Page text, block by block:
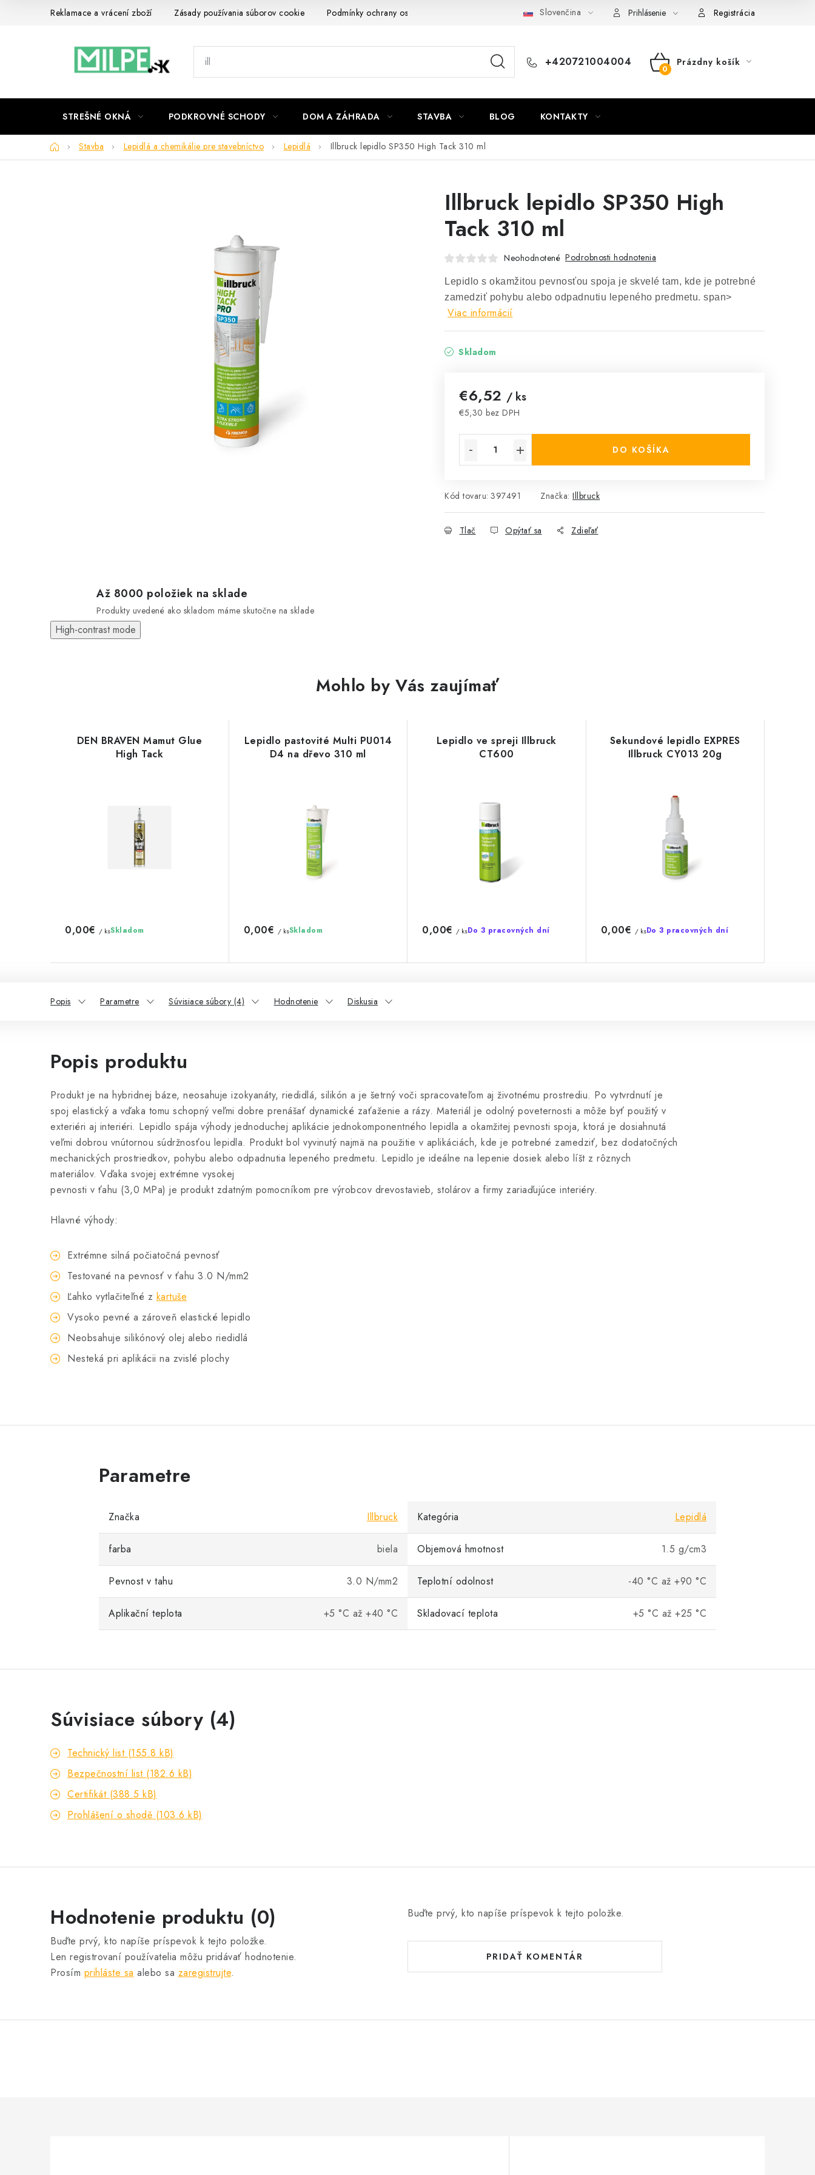
Reklamace a vrácení zboží Zásady používania súborov cookie Podmínky ochrany osobních údajů Obchodní podmínky Mapa webu Milpe.sk
Slovenčina Prihlásenie Registrácia
+420721004004
NÁKUPNÝ
Prázdny košík
STREŠNÉ OKNÁ PODKROVNÉ SCHODY DOM A ZÁHRADA STAVBA BLOG KONTAKTY
DomovStavba Lepidlá a chemikálie pre stavebníctvo Lepidlá Illbruck lepidlo SP350 High Tack 310 ml
Illbruck lepidlo SP350 High
Tack 310 ml
Neohodnotené Podrobnosti hodnotenia
Lepidlo s okamžitou pevnosťou spoja je skvelé tam, kde je potrebné
zamedziť pohybu alebo odpadnutiu lepeného predmetu. span>
Viac informácií
Skladom
€6,52 / ks
€5,30 bez DPH
DO KOŠÍKA
Kód tovaru: 397491 Značka: Illbruck
Tlač Opýtať sa Zdieľať
Až 8000 položiek na sklade
Produkty uvedené ako skladom máme skutočne na sklade
High-contrast mode
Mohlo by Vás zaujímať
DEN BRAVEN Mamut Glue
High Tack
0,00€ / ksSkladom
Lepidlo pastovité Multi PU014
D4 na dřevo 310 ml
0,00€ / ksSkladom
Lepidlo ve spreji Illbruck
CT600
0,00€ / ksDo 3 pracovných dní
Sekundové lepidlo EXPRES
Illbruck CY013 20g
0,00€ / ksDo 3 pracovných dní
Popis Parametre Súvisiace súbory (4) Hodnotenie Diskusia
Popis produktu
Produkt je na hybridnej báze, neosahuje izokyanáty, riedidlá, silikón a je šetrný voči spracovateľom aj životnému prostrediu. Po vytvrdnutí je
spoj elastický a vďaka tomu schopný veľmi dobre prenášať dynamické zaťaženie a rázy. Materiál je odolný poveternosti a môže byť použitý v
exteriéri aj interiéri. Lepidlo spája výhody jednoduchej aplikácie jednokomponentného lepidla a okamžitej pevnosti spoja, ktorá je dosiahnutá
veľmi dobrou vnútornou súdržnosťou lepidla. Produkt bol vyvinutý najmä na použitie v aplikáciách, kde je potrebné zamedziť, bez dodatočných
mechanických prostriedkov, pohybu alebo odpadnutia lepeného predmetu. Lepidlo je ideálne na lepenie dosiek alebo líšt z rôznych
materiálov. Vďaka svojej extrémne vysokej
pevnosti v ťahu (3,0 MPa) je produkt zdatným pomocníkom pre výrobcov drevostavieb, stolárov a firmy zariaďujúce interiéry.
Hlavné výhody:
Extrémne silná počiatočná pevnosť
Testované na pevnosť v ťahu 3.0 N/mm2
Ľahko vytlačiteľné z kartuše
Vysoko pevné a zároveň elastické lepidlo
Neobsahuje silikónový olej alebo riedidlá
Nesteká pri aplikácii na zvislé plochy
Značka Illbruck Kategória Lepidlá
farba biela Objemová hmotnost 1.5 g/cm3
Pevnost v tahu 3.0 N/mm2 Teplotní odolnost -40 °C až +90 °C
Aplikační teplota +5 °C až +40 °C Skladovací teplota +5 °C až +25 °C
Súvisiace súbory (4)
Technický list (155.8 kB)
Bezpečnostní list (182.6 kB)
Certifikát (388.5 kB)
Prohlášení o shodě (103.6 kB)
Hodnotenie produktu (0)
Buďte prvý, kto napíše príspevok k tejto položke.
Len registrovaní používatelia môžu pridávať hodnotenie.
Prosím prihláste sa alebo sa zaregistrujte.
Buďte prvý, kto napíše príspevok k tejto položke.
PRIDAŤ KOMENTÁR